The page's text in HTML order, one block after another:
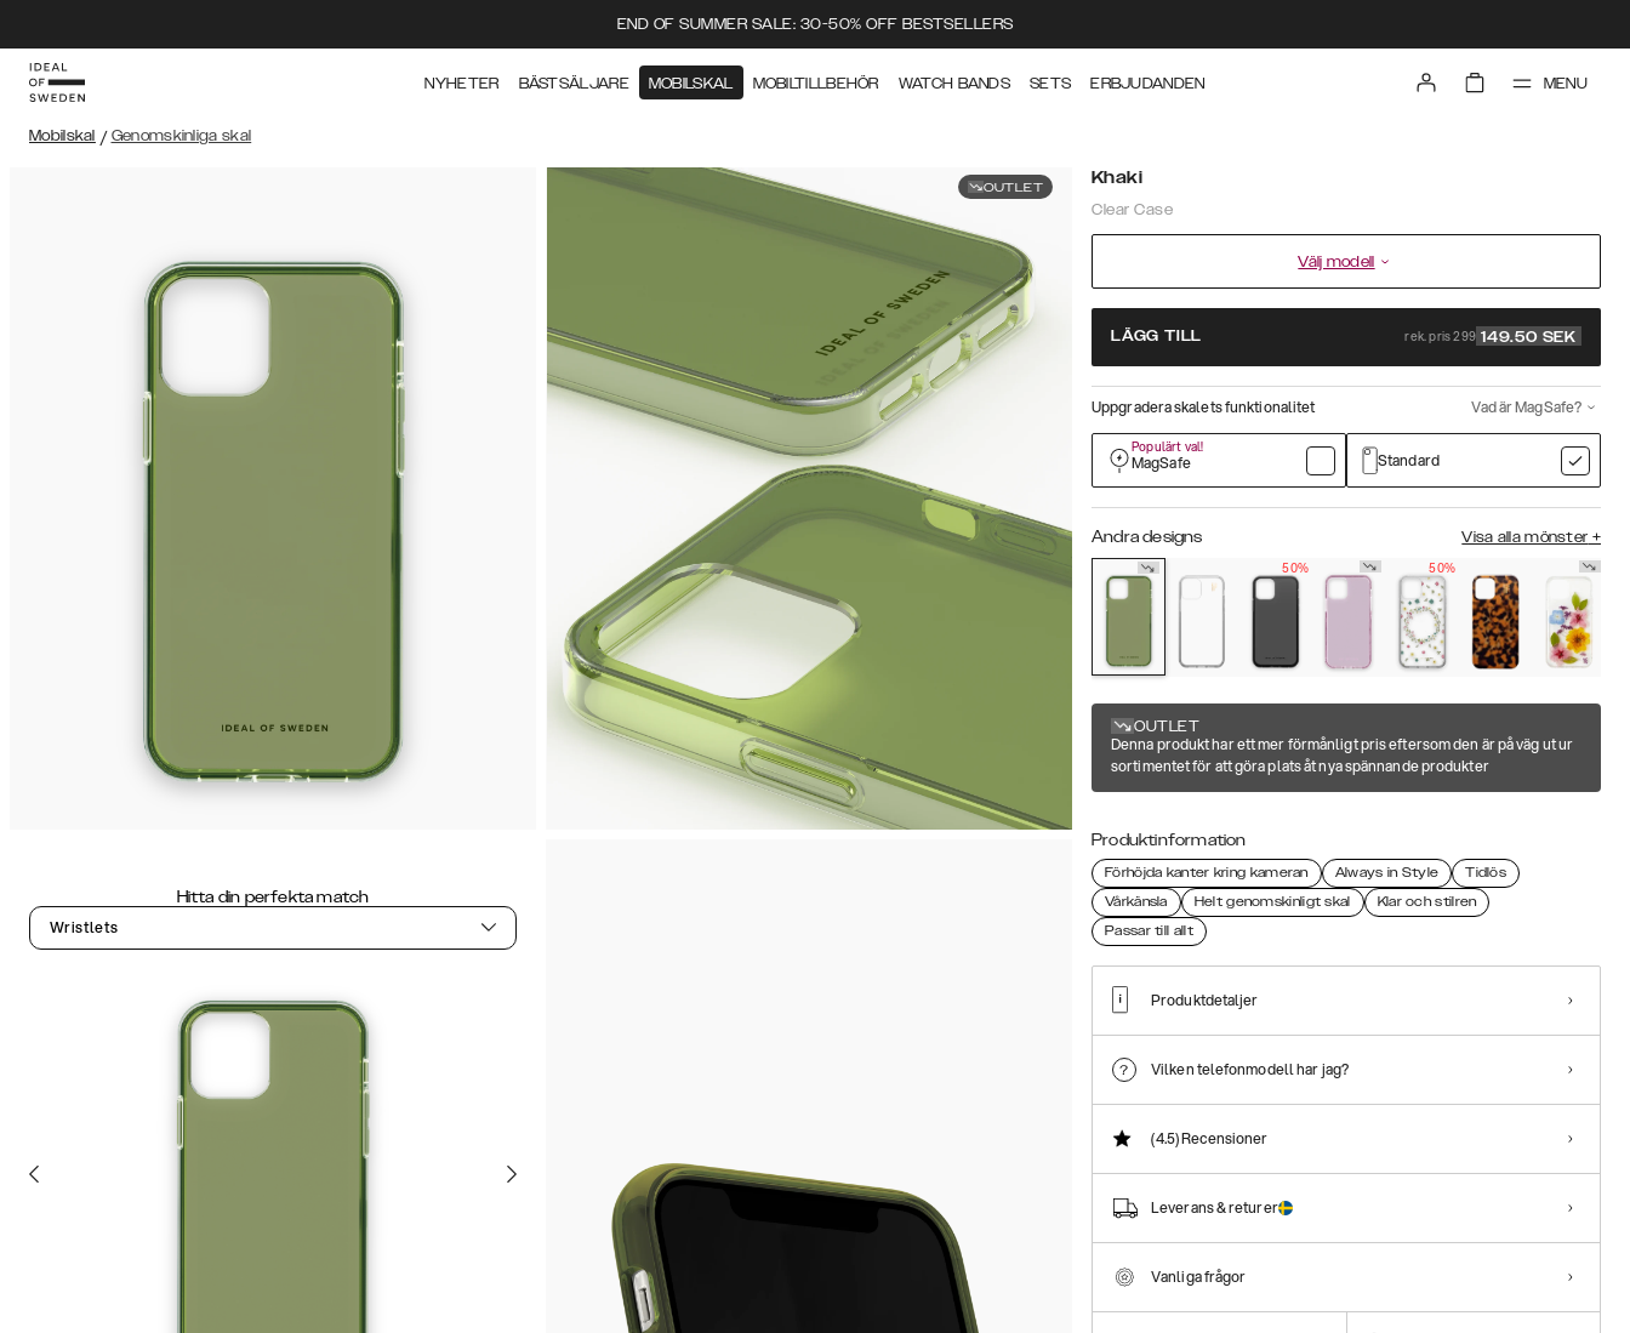
END OF SUMMER SALE: 30-50% OFF BESTSELLERS
NYHETER BÄSTSÄLJARE MOBILSKAL MOBILTILLBEHÖR WATCH BANDS SETS ERBJUDANDEN MENU
Mobilskal / Genomskinliga skal
OUTLET
Hitta din perfekta match
Wristlets
Khaki
Clear Case
Välj modell
LÄGG TILL rek. pris 299 149.50 SEK
Uppgradera skalets funktionalitet Vad är MagSafe?
Populärt val!
MagSafe Standard
Andra designs Visa alla mönster +
50%
50%
OUTLET
Denna produkt har ett mer förmånligt pris eftersom den är på väg ut ur
sortimentet för att göra plats åt nya spännande produkter
Produktinformation
Förhöjda kanter kring kameran Always in Style
Tidlös
Vårkänsla
Helt genomskinligt skal
Klar och stilren
Passar till allt
Produktdetaljer
Vilken telefonmodell har jag?
(4.5)Recensioner
Leverans & returer
Vanliga frågor